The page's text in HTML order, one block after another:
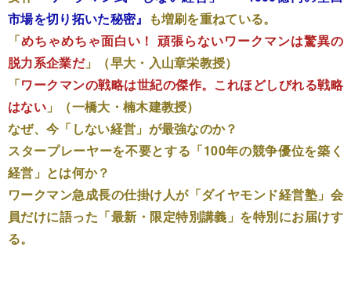
市場を切り拓いた秘密』 も増刷を重ねている。
「めちゃめちゃ面白い！ 頑張らないワークマンは驚異の
脱力系企業だ」（早大・入山章栄教授）
「ワークマンの戦略は世紀の傑作。これほどしびれる戦略
はない」（一橋大・楠木建教授）
なぜ、今「しない経営」が最強なのか？
スタープレーヤーを不要とする「100年の競争優位を築く
経営」とは何か？
ワークマン急成長の仕掛け人が「ダイヤモンド経営塾」会
員だけに語った「最新・限定特別講義」を特別にお届けす
る。